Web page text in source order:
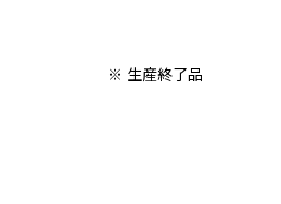
※ 生産終了品